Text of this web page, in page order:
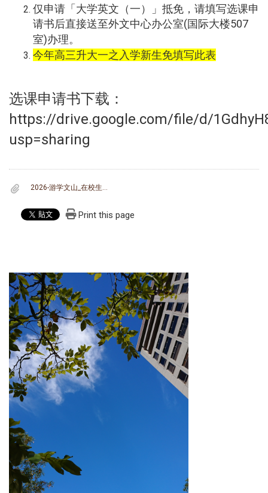
仅申请「大学英文（一）」抵免，请填写选课申
请书后直接送至外文中心办公室(国际大楼507
室)办理。
今年高三升大一之入学新生免填写此表
选课申请书下载：
https://drive.google.com/file/d/
usp=sharing
Print this page